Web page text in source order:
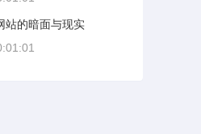
站的暗面与现实